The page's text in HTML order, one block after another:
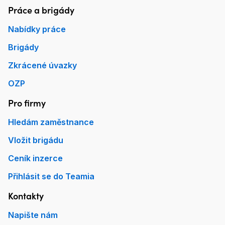
Patička Práce.cz
Práce a brigády
Nabídky práce
Brigády
Zkrácené úvazky
OZP
Pro firmy
Hledám zaměstnance
Vložit brigádu
Ceník inzerce
Přihlásit se do Teamia
Kontakty
Napište nám